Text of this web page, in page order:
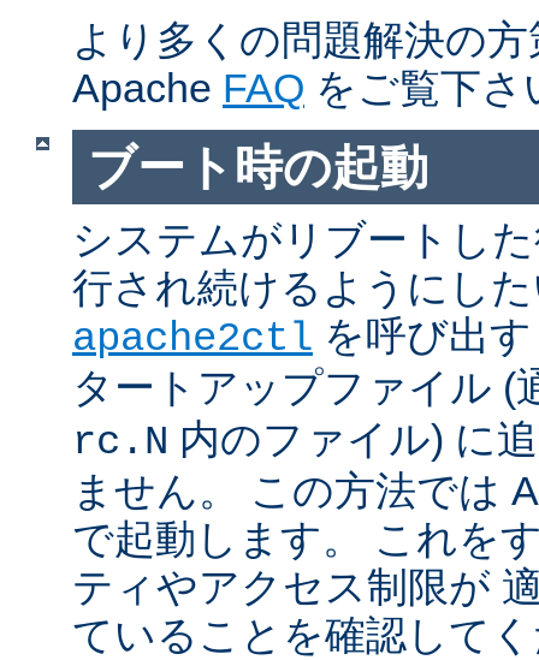
より多くの問題解決の
Apache FAQ をご覧下さ
ブート時の起動
システムがリブートし
行され続けるようにし
apache2ctl を呼び出
タートアップファイル (
rc.N 内のファイル) に
ません。 この方法では
で起動します。 これを
ティやアクセス制限が
ていることを確認して